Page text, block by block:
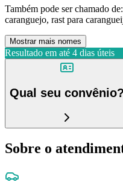
Também pode ser chamado de:
caranguejo, rast para
Mostrar mais nomes
Resultado em até 4 dias úteis
Qual seu convênio?
Sobre o